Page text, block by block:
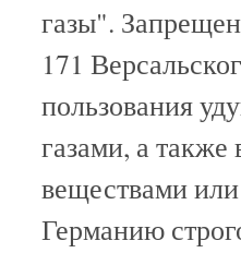
газы".
171
пользования
газами, а
веществами
Германию